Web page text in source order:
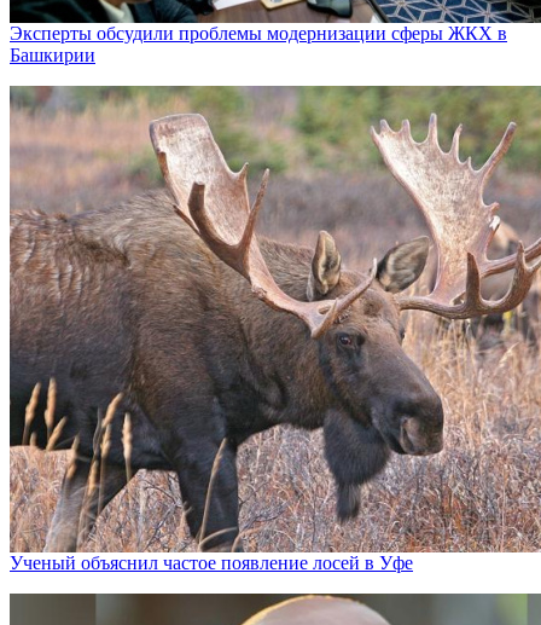
Эксперты обсудили проблемы модернизации сферы ЖКХ в
Башкирии
Ученый объяснил частое появление лосей в Уфе